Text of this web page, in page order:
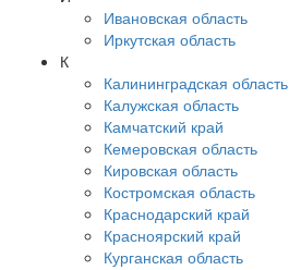
Ивановская область
Иркутская область
К
Калининградская область
Калужская область
Камчатский край
Кемеровская область
Кировская область
Костромская область
Краснодарский край
Красноярский край
Курганская область